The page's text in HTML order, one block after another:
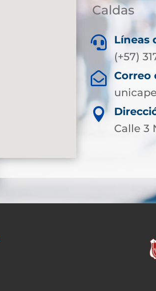
Caldas

Líneas
(+57)

Correo

Calle 3